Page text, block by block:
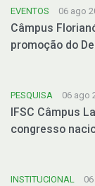
EVENTOS 06 ago
Câmpus
promoção do
PESQUISA 06 ago
IFSC Câmpus
congresso
INSTITUCIONAL